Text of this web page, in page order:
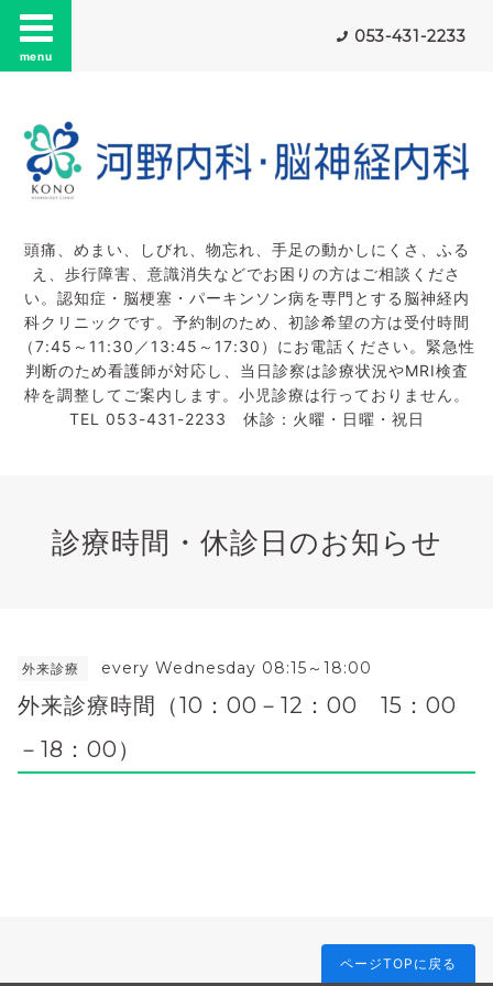
menu
053-431-2233
頭痛、めまい、しびれ、物忘れ、手足の動かしにくさ、ふる
え、歩行障害、意識消失などでお困りの方はご相談くださ
い。認知症・脳梗塞・パーキンソン病を専門とする脳神経内
科クリニックです。予約制のため、初診希望の方は受付時間
（7:45～11:30／13:45～17:30）にお電話ください。緊急性
判断のため看護師が対応し、当日診察は診療状況やMRI検査
枠を調整してご案内します。小児診療は行っておりません。
TEL 053-431-2233 休診：火曜・日曜・祝日
診療時間・休診日のお知らせ
外来診療 every Wednesday 08:15～18:00
外来診療時間（10：00－12：00 15：00
－18：00）
ページTOPに戻る